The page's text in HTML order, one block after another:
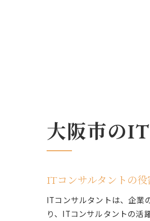
大阪市の
ITコンサルタントの
ITコンサルタントは、企業
り、ITコンサルタントの活